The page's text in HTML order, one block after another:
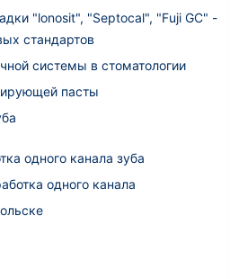
"lonosit", "Septocal", "Fuji GC" -
стандартов
системы в стоматологии
пасты
одного канала зуба
одного канала